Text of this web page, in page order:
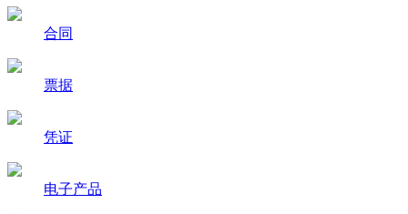
合同
票据
凭证
电子产品